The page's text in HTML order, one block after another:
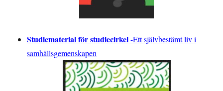
Studiematerial för studiecirkel-Ett självbestämt liv i
samhällsgemenskapen